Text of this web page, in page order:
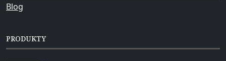
Blog
PRODUKTY